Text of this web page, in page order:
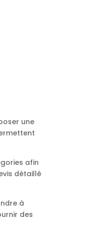
une
afin
détaillé
à
des